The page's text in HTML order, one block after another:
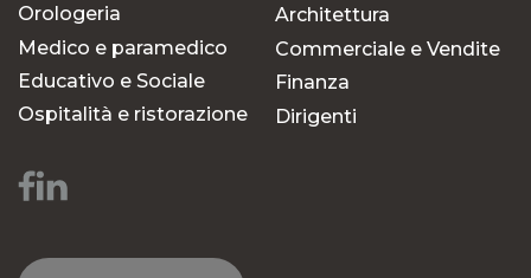
Orologeria
Medico e paramedico
Educativo e Sociale
Ospitalità e ristorazione
Architettura
Commerciale e Vendite
Finanza
Dirigenti